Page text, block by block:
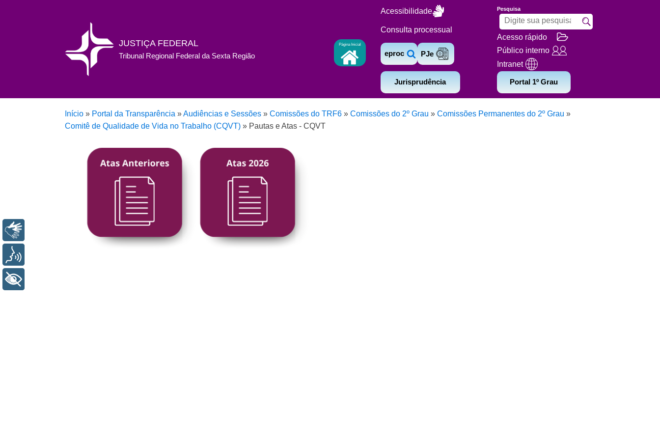
JUSTIÇA FEDERAL
Tribunal Regional Federal da Sexta Região
Página Inicial
Acessibilidade
Consulta processual
eproc PJe
Jurisprudência
Pesquisa
Acesso rápido
Público interno
Intranet
Portal 1º Grau
Início » Portal da Transparência »Audiências e Sessões » Comissões do TRF6 » Comissões do 2º Grau » Comissões Permanentes do 2º Grau »
Comitê de Qualidade de Vida no Trabalho (CQVT) » Pautas e Atas - CQVT